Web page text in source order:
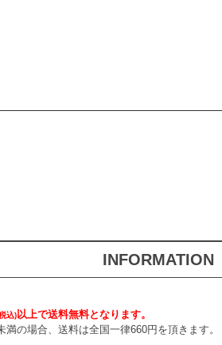
INFORMATION
込)以上で送料無料となります。
の場合、送料は全国一律660円を頂きます。